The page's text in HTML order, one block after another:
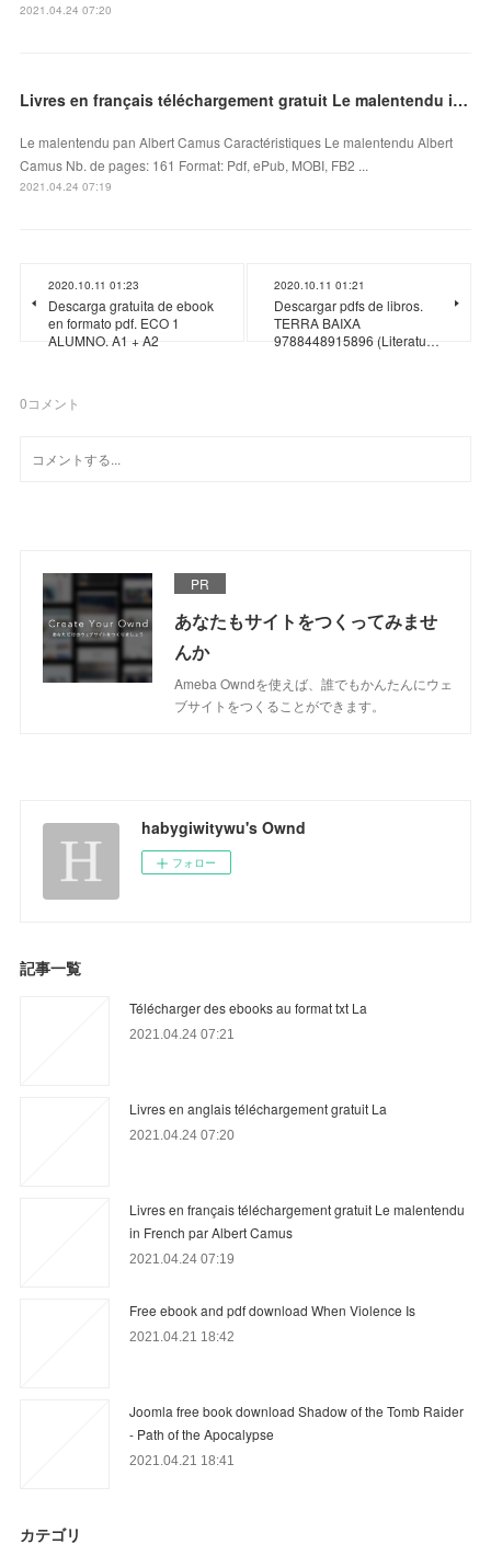
2021.04.24 07:20
Livres en français téléchargement gratuit Le malentendu in French par Albert Camus
Le malentendu pan Albert Camus Caractéristiques Le malentendu Albert
Camus Nb. de pages: 161 Format: Pdf, ePub, MOBI, FB2 ...
2021.04.24 07:19
2020.10.11 01:23
Descarga gratuita de ebook
en formato pdf. ECO 1
ALUMNO. A1 + A2
2020.10.11 01:21
Descargar pdfs de libros.
TERRA BAIXA
9788448915896 (Literatu…
0コメント
PR
あなたもサイトをつくってみませ
んか
Ameba Owndを使えば、誰でもかんたんにウェ
ブサイトをつくることができます。
habygiwitywu's Ownd
フォロー
記事一覧
Télécharger des ebooks au format txt La
2021.04.24 07:21
Livres en anglais téléchargement gratuit La
2021.04.24 07:20
Livres en français téléchargement gratuit Le malentendu
in French par Albert Camus
2021.04.24 07:19
Free ebook and pdf download When Violence Is
2021.04.21 18:42
Joomla free book download Shadow of the Tomb Raider
- Path of the Apocalypse
2021.04.21 18:41
カテゴリ